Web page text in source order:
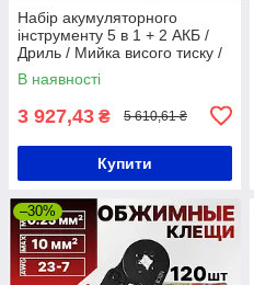
Набір акумуляторного
інструменту 5 в 1 + 2 АКБ /
Дриль / Мийка висого тиску /
Ланцюгова пила /
Повітродувка
В наявності
3 927,43 ₴ 5 610,61 ₴
Купити
–30%